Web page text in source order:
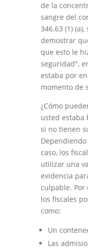
de la
sangre del
346.63 (1)
demostrar
que esto le
seguridad",
estaba por
momento de
¿Cómo
usted estaba
si no tienen
caso, los
utilizar una
evidencia
culpable. Por
los fiscales
como:
Un
Las